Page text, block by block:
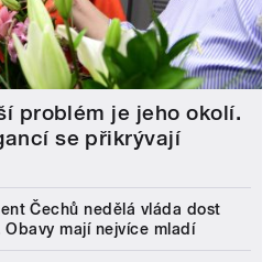
problém je jeho okolí.
se přikrývají
Čechů nedělá vláda dost
mají nejvíce mladí